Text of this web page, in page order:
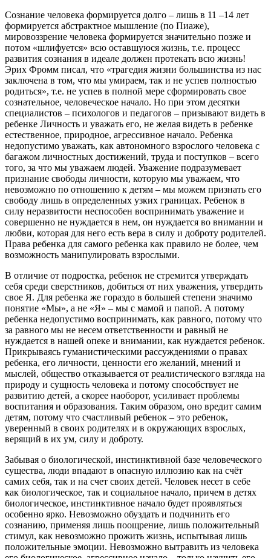
Сознание человека формируется долго – лишь в 11 –14 лет
формируется абстрактное мышление (по Пиаже),
мировоззрение человека формируется значительно позже и
потом «шлифуется» всю оставшуюся жизнь, т.е. процесс
развития сознания в идеале должен протекать всю жизнь!
Эрих Фромм писал, что «трагедия жизни большинства из нас
заключена в том, что мы умираем, так и не успев полностью
родиться», т.е. не успев в полной мере сформировать свое
сознательное, человеческое начало. Но при этом десятки
специалистов – психологов и педагогов – призывают видеть в
ребенке Личность и уважать его, не желая видеть в ребенке
естественное, природное, агрессивное начало. Ребенка
недопустимо уважать, как автономного взрослого человека с
багажом личностных достижений, труда и поступков – всего
того, за что мы уважаем людей. Уважение подразумевает
признание свободы личности, которую мы уважаем, что
невозможно по отношению к детям – мы можем признать его
свободу лишь в определенных узких границах. Ребенок в
силу неразвитости неспособен воспринимать уважение и
совершенно не нуждается в нем, он нуждается во внимании и
любви, которая для него есть вера в силу и доброту родителей.
Права ребенка для самого ребенка как правило не более, чем
возможность манипулировать взрослыми.
В отличие от подростка, ребенок не стремится утверждать
себя среди сверстников, добиться от них уважения, утвердить
свое Я. Для ребенка же гораздо в большей степени значимо
понятие «Мы», а не «Я» – мы с мамой и папой. А потому
ребенка недопустимо воспринимать, как равного, потому что
за равного мы не несем ответственности и равный не
нуждается в нашей опеке и внимании, как нуждается ребенок.
Прикрываясь гуманистическими рассуждениями о правах
ребенка, его личности, ценности его желаний, мнений и
мыслей, общество отказывается от реалистического взгляда на
природу и сущность человека и потому способствует не
развитию детей, а скорее наоборот, усиливает проблемы
воспитания и образования. Таким образом, оно вредит самим
детям, потому что счастливый ребенок – это ребенок,
уверенный в своих родителях и в окружающих взрослых,
верящий в их ум, силу и доброту.
Забывая о биологической, инстинктивной базе человеческого
существа, люди впадают в опасную иллюзию как на счёт
самих себя, так и на счет своих детей. Человек несет в себе
как биологическое, так и социальное начало, причем в детях
биологическое, инстинктивное начало будет проявляться
особенно ярко. Невозможно обуздать и подчинить его
сознанию, применяя лишь поощрение, лишь положительный
стимул, как невозможно прожить жизнь, испытывая лишь
положительные эмоции. Невозможно вытравить из человека